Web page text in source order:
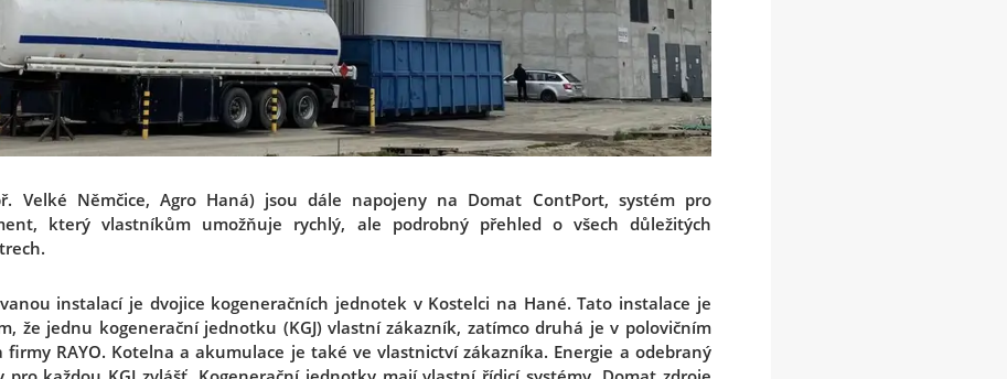
Velké Němčice, Agro Haná) jsou dále napojeny na Domat ContPort, systém pro
který vlastníkům umožňuje rychlý, ale podrobný přehled o všech důležitých
instalací je dvojice kogeneračních jednotek v Kostelci na Hané. Tato instalace je
že jednu kogenerační jednotku (KGJ) vlastní zákazník, zatímco druhá je v polovičním
RAYO. Kotelna a akumulace je také ve vlastnictví zákazníka. Energie a odebraný